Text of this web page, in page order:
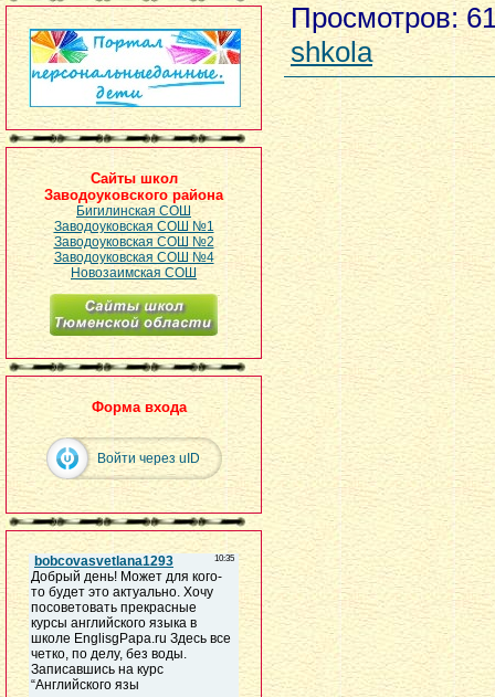
Сайты школ
Заводоуковского района
Бигилинская СОШ
Заводоуковская СОШ №1
Заводоуковская СОШ №2
Заводоуковская СОШ №4
Новозаимская СОШ
Форма входа
Войти через uID
Просмотров:
shkola